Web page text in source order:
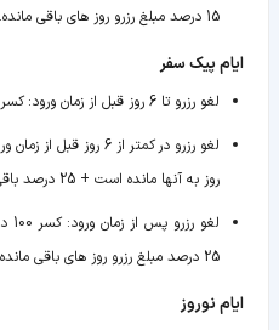
15 درصد مبلغ رزرو روز های باقی مانده.
ایام پیک سفر
لغو رزرو تا 6 روز قبل از زمان ورود : کسر 25 درصد کل مبلغ رزرو
لغو رزرو در کمتر از 6 روز قبل از زمان ورود
روز به آنها مانده است + 25 درصد باقی روز ها
لغو رزرو پس از زمان ورود:
25 درصد مبلغ رزرو روز های باقی مانده
ایام نوروز